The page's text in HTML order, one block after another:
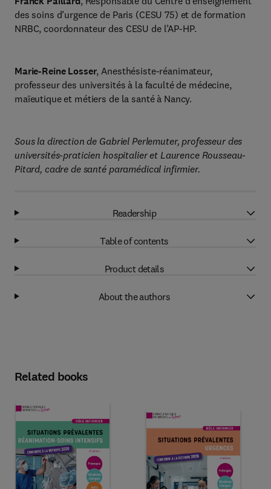
des soins d’urgence de Paris (CESU 75) et de formation
NRBC, coordonnateur des CESU de l’AP-HP.
Marie-Reine Losser, Anesthésiste-réanimateur,
professeur des universités à la faculté de médecine,
maïeutique et métiers de la santé à Nancy.
Sous la direction de Gabriel Perlemuter, professeur des
universités-praticien hospitalier et Laurence Rousseau-
Pitard, cadre de santé paramédical infirmier.
Readership
Table of contents
Product details
About the authors
Related books